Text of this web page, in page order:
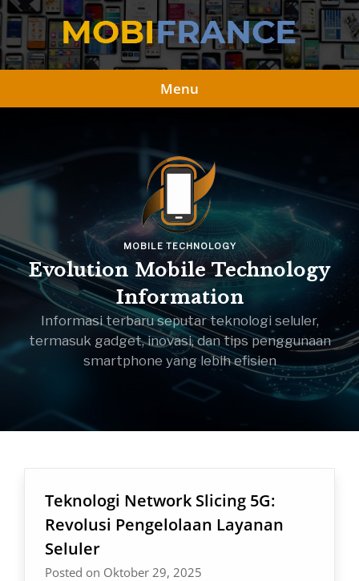
Skip
content
Menu
MOBILE TECHNOLOGY
Evolution Mobile Technology
Information
Informasi terbaru seputar teknologi seluler,
termasuk gadget, inovasi, dan tips penggunaan
smartphone yang lebih efisien
Teknologi Network Slicing 5G:
Revolusi Pengelolaan Layanan
Seluler
Posted on Oktober 29, 2025